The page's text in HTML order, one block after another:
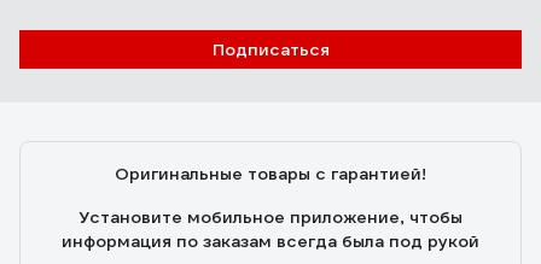
Отзыв об аппарате плазменной резки
Aurora AIRHOLD 45
Сергей П. 12.12.2022
Стоимость, качество реза
Подписаться
Оригинальные товары с гарантией!
Установите мобильное приложение, чтобы
информация по заказам всегда была под рукой